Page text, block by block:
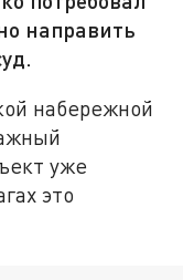
направить
набережной
уже
это